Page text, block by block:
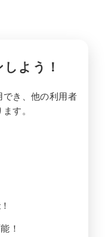
よう！
でき、他の利用者
す。
！